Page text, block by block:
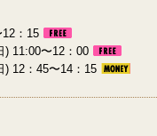
12：15
) 11:00〜12：00
) 12：45〜14：15